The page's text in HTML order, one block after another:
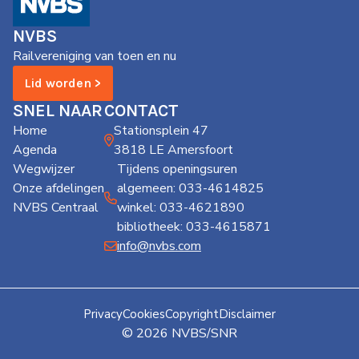
NVBS
Wegwijzer
Mijn
NVBS
NVBS
Railvereniging van toen en nu
Lid worden >
SNEL NAAR
Home
Agenda
Wegwijzer
Onze afdelingen
NVBS Centraal
CONTACT
Stationsplein 47
3818 LE Amersfoort
Tijdens openingsuren
algemeen: 033-4614825
winkel: 033-4621890
bibliotheek: 033-4615871
info@nvbs.com
© 2026 NVBS/SNR
PrivacyCookiesCopyrightDisclaimer